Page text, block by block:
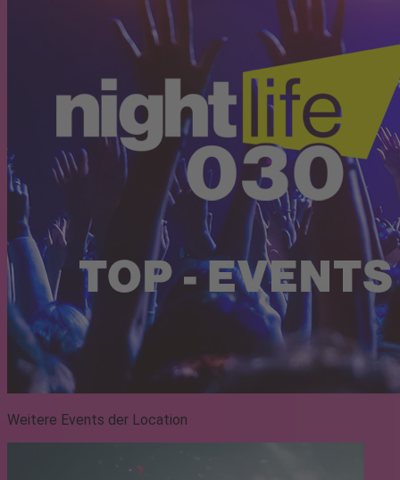
Weitere Events der Location